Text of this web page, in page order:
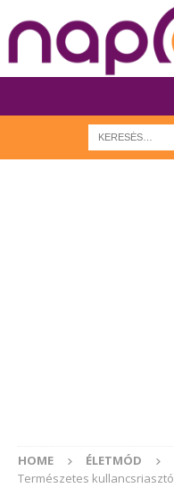
HOME ÉLETMÓD
Természetes kullancsriasztó